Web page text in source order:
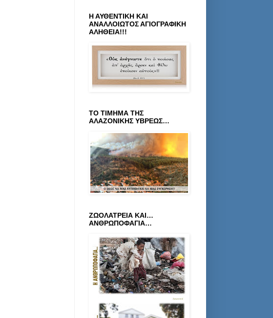
Η ΑΥΘΕΝΤΙΚΗ ΚΑΙ
ΑΝΑΛΛΟΙΩΤΟΣ ΑΓΙΟΓΡΑΦΙΚΗ
ΑΛΗΘΕΙΑ!!!
ΤΟ ΤΙΜΗΜΑ ΤΗΣ
ΑΛΑΖΟΝΙΚΗΣ ΥΒΡΕΩΣ…
ΖΩΟΛΑΤΡΕΙΑ ΚΑΙ…
ΑΝΘΡΩΠΟΦΑΓΙΑ…